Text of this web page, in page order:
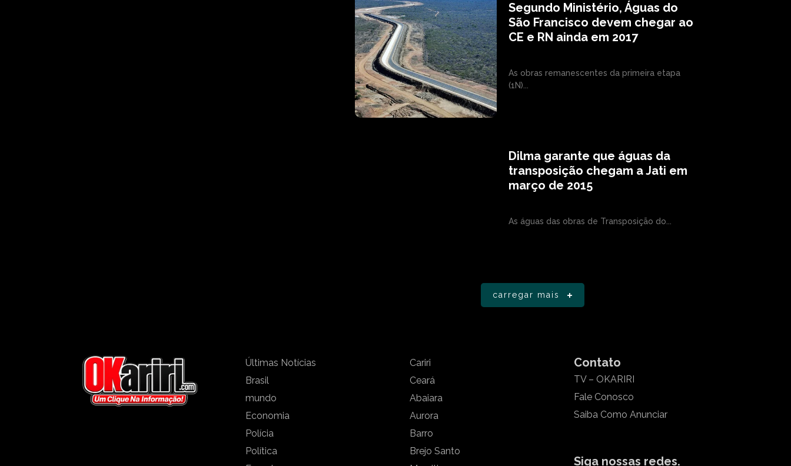
Segundo Ministério, Águas do
São Francisco devem chegar ao
CE e RN ainda em 2017
As obras remanescentes da primeira etapa
(1N)...
Dilma garante que águas da
transposição chegam a Jati em
março de 2015
As águas das obras de Transposição do...
carregar mais
Últimas Notícias
Brasil
mundo
Economia
Polícia
Política
Cariri
Ceará
Abaiara
Aurora
Barro
Brejo Santo
Contato
TV – OKARIRI
Fale Conosco
Saiba Como Anunciar
Siga nossas redes.